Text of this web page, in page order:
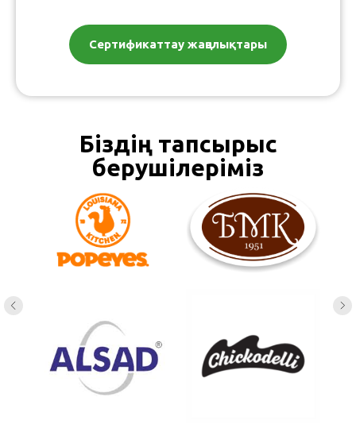
Сертификаттау жаңалықтары
Біздің тапсырыс
берушілеріміз